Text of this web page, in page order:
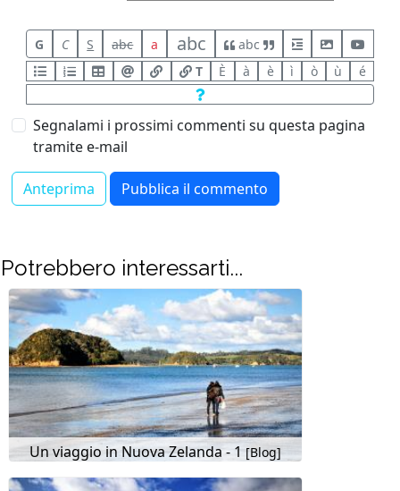
G C S abc a abc
abc
T
È à è ì ò ù é
Segnalami i prossimi commenti su questa pagina
tramite e-mail
Potrebbero interessarti...
Un viaggio in Nuova Zelanda - 1 [Blog]